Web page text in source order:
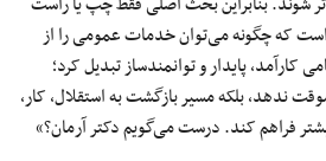
که چگونه می‌توان خدمات عمومی را از
کارآمد، پایدار و توانمندساز تبدیل کرد؛
ندهد، بلکه مسیر بازگشت به استقلال، کار،
فراهم کند. درست می‌گویم دکتر آرمان؟»